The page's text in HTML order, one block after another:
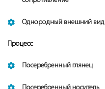
Однородный внешний вид
Процесс
Посеребренный глянец